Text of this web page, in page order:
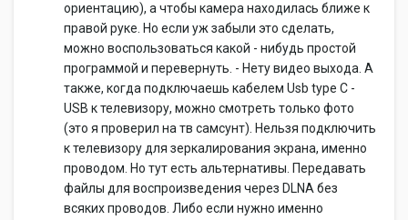
ориентацию), а чтобы камера находилась ближе к
правой руке. Но если уж забыли это сделать,
можно воспользоваться какой - нибудь простой
программой и перевернуть. - Нету видео выхода. А
также, когда подключаешь кабелем Usb type C -
USB к телевизору, можно смотреть только фото
(это я проверил на тв самсунт). Нельзя подключить
к телевизору для зеркалирования экрана, именно
проводом. Но тут есть альтернативы. Передавать
файлы для воспроизведения через DLNA без
всяких проводов. Либо если нужно именно